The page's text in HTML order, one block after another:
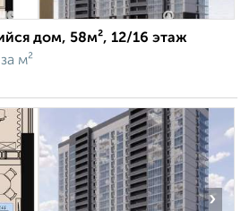
дом, 58м², 12/16 этаж
за м²
›